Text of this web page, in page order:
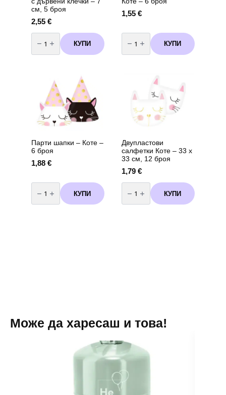
см, 5 броя
2,55 €
количество
за
Свещи
за
дървени
клечки
см,
броя
КУПИ
1,55 €
количество
за
Хартиени
сламки
КУПИ
Парти шапки – Коте –
6 броя
1,88 €
количество
за
Парти
шапки
КУПИ
Двупластови
салфетки Коте – 33 х
33 см, 12 броя
1,79 €
количество
за
Двупластови
салфетки
КУПИ
Може да харесаш и това!